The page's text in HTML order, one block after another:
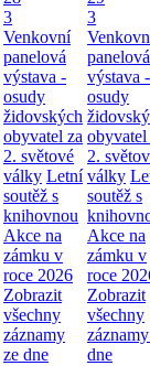
3
Venkovní
panelová
výstava -
osudy
židovských
obyvatel za
2. světové
války Letní
soutěž s
knihovnou
Akce na
zámku v
roce 2026
Zobrazit
všechny
záznamy
ze dne
3
panelová
výstava -
osudy
obyvatel
2.
války
soutěž s
Akce na
zámku v
roce
Zobrazit
všechny
dne